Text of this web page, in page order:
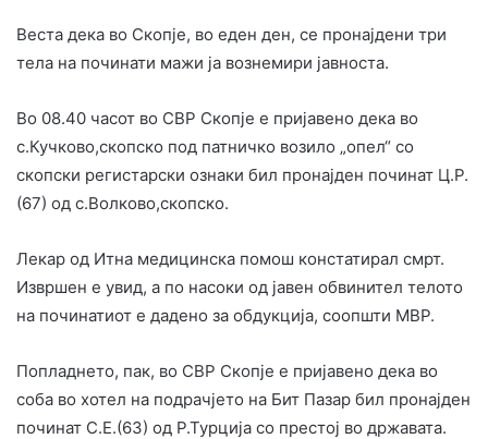
Веста дека во Скопје, во еден ден, се пронајдени три
тела на починати мажи ја вознемири јавноста.
Во 08.40 часот во СВР Скопје е пријавено дека во
с.Кучково,скопско под патничко возило „опел“ со
скопски регистарски ознаки бил пронајден починат Ц.Р.
(67) од с.Волково,скопско.
Лекар од Итна медицинска помош констатирал смрт.
Извршен е увид, а по насоки од јавен обвинител телото
на починатиот е дадено за обдукција, соопшти МВР.
Попладнето, пак, во СВР Скопје е пријавено дека во
соба во хотел на подрачјето на Бит Пазар бил пронајден
починат С.Е.(63) од Р.Турција со престој во државата.